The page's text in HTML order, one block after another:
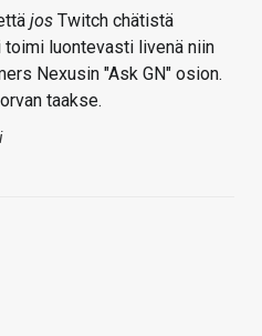
jos Twitch chätistä
luontevasti livenä niin
Nexusin "Ask GN" osion.
taakse.